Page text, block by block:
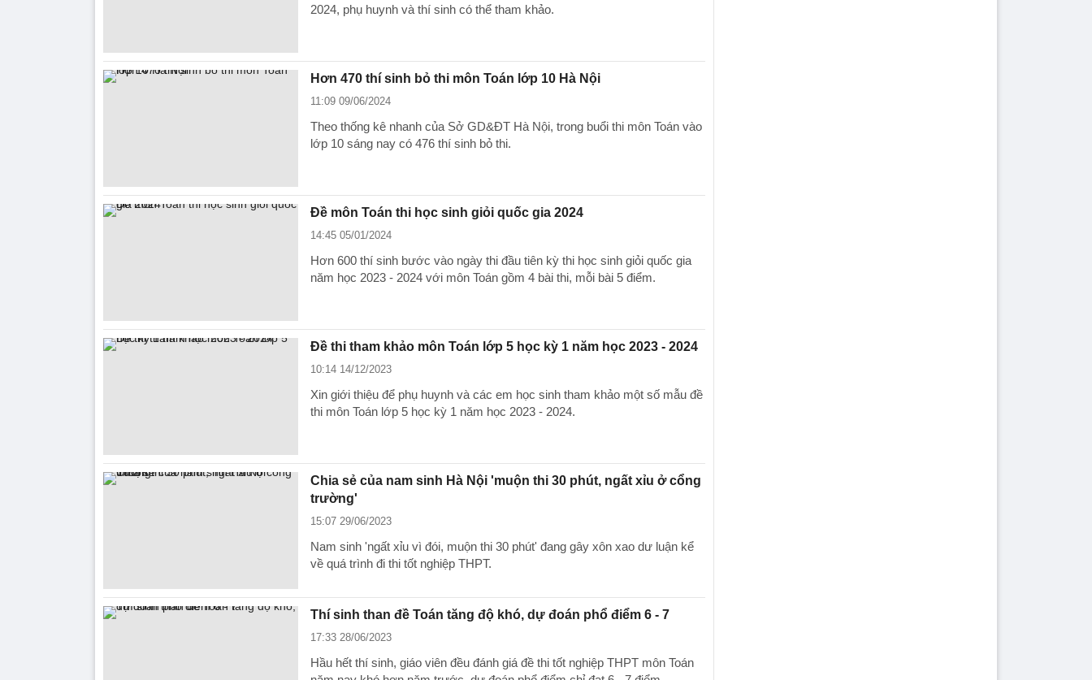
2024, phụ huynh và thí sinh có thể tham khảo.
Hơn 470 thí sinh bỏ thi môn Toán lớp 10 Hà Nội
11:09 09/06/2024
Theo thống kê nhanh của Sở GD&ĐT Hà Nội, trong buổi thi môn Toán vào
lớp 10 sáng nay có 476 thí sinh bỏ thi.
Đề môn Toán thi học sinh giỏi quốc gia 2024
14:45 05/01/2024
Hơn 600 thí sinh bước vào ngày thi đầu tiên kỳ thi học sinh giỏi quốc gia
năm học 2023 - 2024 với môn Toán gồm 4 bài thi, mỗi bài 5 điểm.
Đề thi tham khảo môn Toán lớp 5 học kỳ 1 năm học 2023 - 2024
10:14 14/12/2023
Xin giới thiệu để phụ huynh và các em học sinh tham khảo một số mẫu đề
thi môn Toán lớp 5 học kỳ 1 năm học 2023 - 2024.
Chia sẻ của nam sinh Hà Nội 'muộn thi 30 phút, ngất xỉu ở cổng
trường'
15:07 29/06/2023
Nam sinh 'ngất xỉu vì đói, muộn thi 30 phút' đang gây xôn xao dư luận kể
về quá trình đi thi tốt nghiệp THPT.
Thí sinh than đề Toán tăng độ khó, dự đoán phổ điểm 6 - 7
17:33 28/06/2023
Hầu hết thí sinh, giáo viên đều đánh giá đề thi tốt nghiệp THPT môn Toán